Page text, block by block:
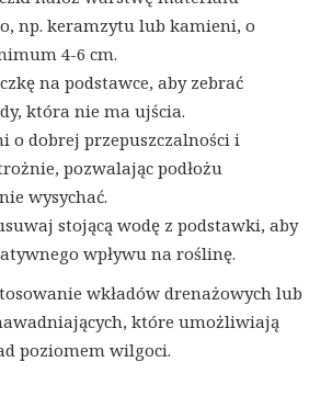
np. keramzytu lub kamieni, o
4-6 cm.
na podstawce, aby zebrać
która nie ma ujścia.
o dobrej przepuszczalności i
pozwalając podłożu
wysychać.
stojącą wodę z podstawki, aby
wpływu na roślinę.
wkładów drenażowych lub
które umożliwiają
poziomem wilgoci.